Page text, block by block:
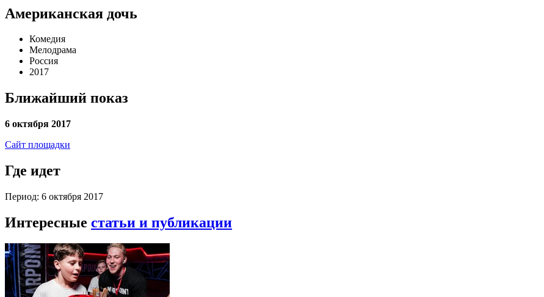
Американская дочь
Комедия
Мелодрама
Россия
2017
Ближайший показ
6 октября 2017
Сайт площадки
Где идет
Период: 6 октября 2017
Интересные статьи и публикации